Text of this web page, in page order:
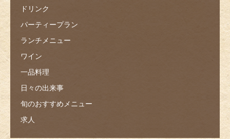
ドリンク
パーティープラン
ランチメニュー
ワイン
一品料理
日々の出来事
旬のおすすめメニュー
求人